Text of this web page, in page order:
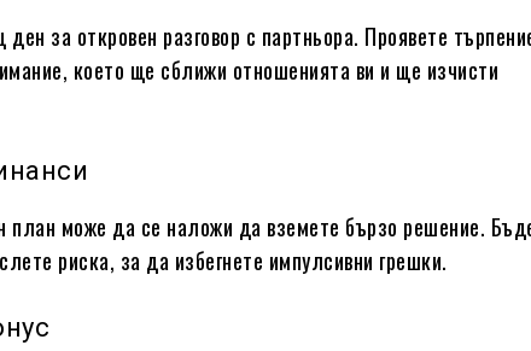
за откровен разговор с партньора. Проявете
което ще сближи отношенията ви и ще изчисти
план може да се наложи да вземете бързо решение.
риска, за да избегнете импулсивни грешки.